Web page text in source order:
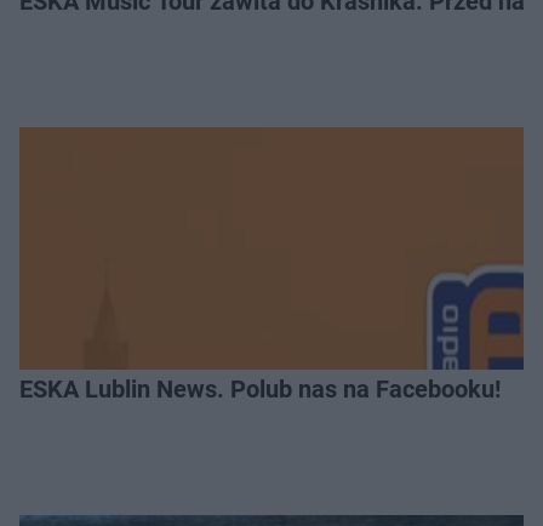
ESKA Lublin News. Polub nas na Facebooku!